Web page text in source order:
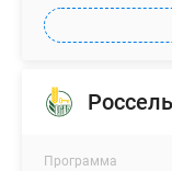
Программа